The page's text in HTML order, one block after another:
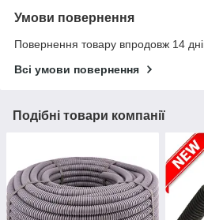
Умови повернення
Повернення товару впродовж 14
Всі умови повернення
Подібні товари компанії